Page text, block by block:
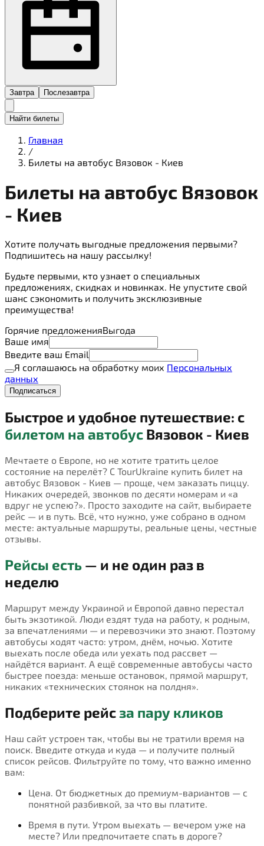
Завтра Послезавтра
Найти билеты
Главная
/
Билеты на автобус Вязовок - Киев
Билеты на автобус Вязовок
- Киев
Хотите получать выгодные предложения первыми?
Подпишитесь на нашу рассылку!
Будьте первыми, кто узнает о специальных
предложениях, скидках и новинках. Не упустите свой
шанс сэкономить и получить эксклюзивные
преимущества!
Горячие предложенияВыгода
Ваше имя
Введите ваш Email
Я соглашаюсь на обработку моих Персональных
данных
Подписаться
Быстрое и удобное путешествие: с
билетом на автобус Вязовок - Киев
Мечтаете о Европе, но не хотите тратить целое
состояние на перелёт? С TourUkraine купить билет на
автобус Вязовок - Киев — проще, чем заказать пиццу.
Никаких очередей, звонков по десяти номерам и «а
вдруг не успею?». Просто заходите на сайт, выбираете
рейс — и в путь. Всё, что нужно, уже собрано в одном
месте: актуальные маршруты, реальные цены, честные
отзывы.
Рейсы есть — и не один раз в
неделю
Маршрут между Украиной и Европой давно перестал
быть экзотикой. Люди ездят туда на работу, к родным,
за впечатлениями — и перевозчики это знают. Поэтому
автобусы ходят часто: утром, днём, ночью. Хотите
выехать после обеда или уехать под рассвет —
найдётся вариант. А ещё современные автобусы часто
быстрее поезда: меньше остановок, прямой маршрут,
никаких «технических стоянок на полдня».
Подберите рейсза пару кликов
Наш сайт устроен так, чтобы вы не тратили время на
поиск. Введите откуда и куда — и получите полный
список рейсов. Фильтруйте по тому, что важно именно
вам:
Цена. От бюджетных до премиум-вариантов — с
понятной разбивкой, за что вы платите.
Время в пути. Утром выехать — вечером уже на
месте? Или предпочитаете спать в дороге?